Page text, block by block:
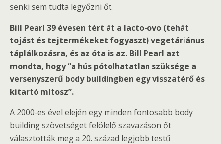
senki sem tudta legyőzni őt.
Bill Pearl 39 évesen tért át a lacto-ovo (tehát
tojást és tejtermékeket fogyaszt) vegetáriánus
táplálkozásra, és az óta is az. Bill Pearl azt
mondta, hogy “a hús pótolhatatlan szüksége a
versenyszerű body buildingben egy visszatérő és
kitartó mítosz”.
A 2000-es ével elején egy minden fontosabb body
building szövetséget felölelő szavazáson őt
választották meg a 20. század legjobb testű